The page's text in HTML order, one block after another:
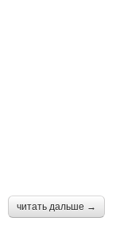
читать дальше →